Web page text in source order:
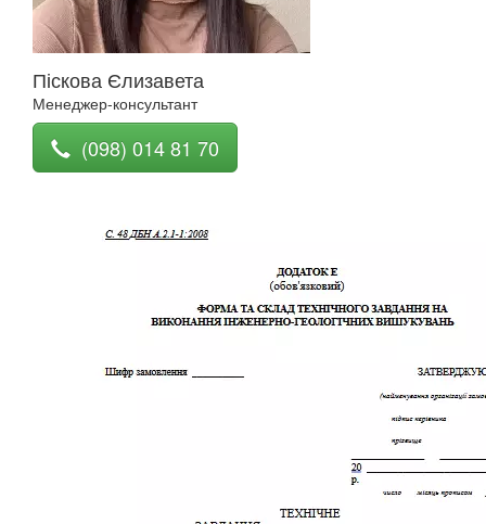
Піскова Єлизавета
Менеджер-консультант
(098) 014 81 70